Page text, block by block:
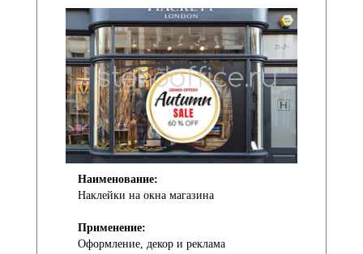
Наименование:
Наклейки на окна магазина
Применение:
Оформление, декор и реклама